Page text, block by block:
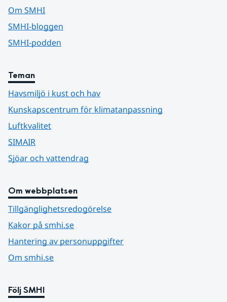
Om SMHI
SMHI-bloggen
SMHI-podden
Teman
Havsmiljö i kust och hav
Kunskapscentrum för klimatanpassning
Luftkvalitet
SIMAIR
Sjöar och vattendrag
Om webbplatsen
Tillgänglighetsredogörelse
Kakor på smhi.se
Hantering av personuppgifter
Om smhi.se
Följ SMHI